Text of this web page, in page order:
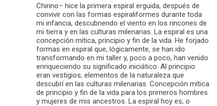
Chirino– hice la primera espiral erguida, después de
convivir con las formas espiraliformes durante toda
mi infancia, descubriendo el viento en los rincones de
mi tierra y en las culturas milenarias. La espiral es una
concepción mítica, principio y fin de la vida. He forjado
formas en espiral que, lógicamente, se han ido
transformando en mi taller y, poco a poco, han venido
enriqueciendo su significado iniciático. Al principio
eran vestigios, elementos de la naturaleza que
descubrí en las culturas milenarias. Concepción mítica
de principio y fin de la vida para los primeros hombres
y mujeres de mis ancestros. La espiral hoy es, o